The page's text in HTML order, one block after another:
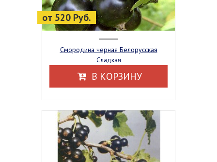
от 520 Руб.
Смородина черная Белорусская
Сладкая
В КОРЗИНУ